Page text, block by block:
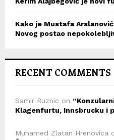
Kako je Mustafa
Novog postao
RECENT COMMENTS
Samir Ruznic on
Klagenfurtu, Innsbrucku i
Muhamed Zlatan Hrenovica